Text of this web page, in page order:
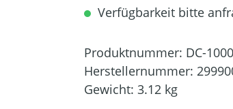
Verfügbarkeit bitte
Produktnummer: DC-
Herstellernummer:
Gewicht: 3.12 kg